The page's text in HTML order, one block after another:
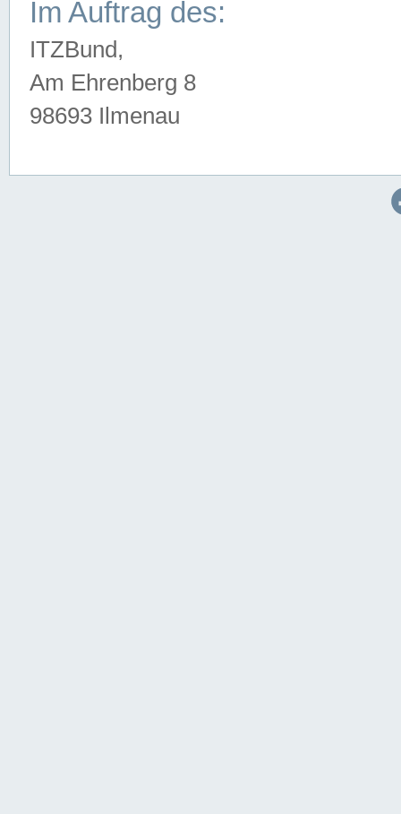
Im Auftrag des:
ITZBund,
Am Ehrenberg 8
98693 Ilmenau